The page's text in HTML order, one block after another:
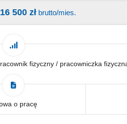
500 zł brutto/mies.
fizyczny / pracowniczka
o pracę